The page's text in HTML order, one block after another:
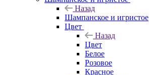
Назад
Шампанское и игристое
Цвет
Назад
Цвет
Белое
Розовое
Красное